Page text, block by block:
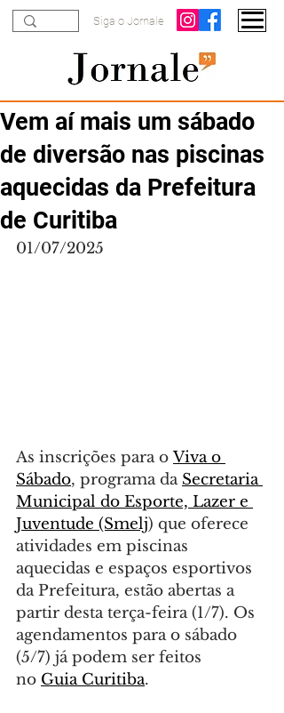
Siga o Jornale
Vem aí mais um sábado
de diversão nas piscinas
aquecidas da Prefeitura
de Curitiba
01/07/2025
As inscrições para o Viva o
Sábado, programa da Secretaria
Municipal do Esporte, Lazer e
Juventude (Smelj) que oferece
atividades em piscinas
aquecidas e espaços esportivos
da Prefeitura, estão abertas a
partir desta terça-feira (1/7). Os
agendamentos para o sábado
(5/7) já podem ser feitos
no Guia Curitiba.